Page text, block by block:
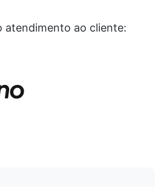
atendimento ao cliente: